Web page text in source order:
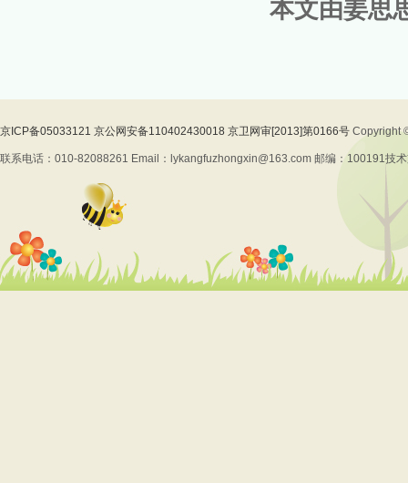
本文由姜思
京ICP备05033121 京公网安备110402430018 京卫网审[2013]第0166号 Copyright
联系电话：010-82088261 Email：lykangfuzhongxin@163.com 邮编：100191技